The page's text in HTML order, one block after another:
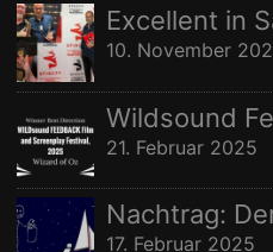
Ort:
STUDIO AUFNAHMEN
WELTRAUMSTUDIOS WIZARD OF
10. November
21. Februar 2025
Nachtrag:
17. Februar 2025